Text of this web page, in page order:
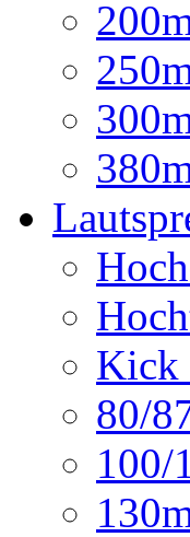
Kick
80/
100/